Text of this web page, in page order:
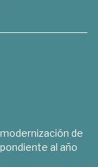
de
al año